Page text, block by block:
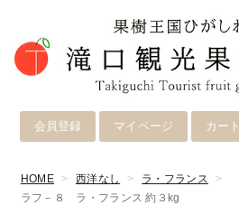
カート
マイページ
会員登録
HOME 西洋なし
ラ・フランス
ラフ－８ ラ・フランス 約３kg